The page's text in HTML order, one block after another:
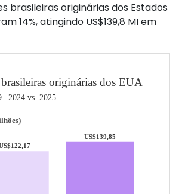
brasileiras originárias dos Estados
14%, atingindo US$139,8 MI em